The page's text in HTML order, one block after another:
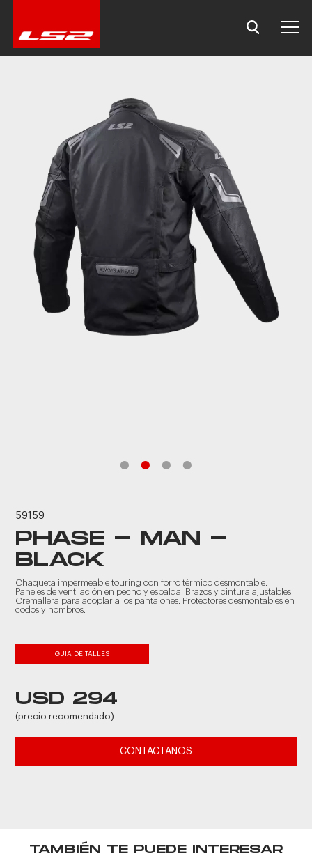
59159
PHASE - MAN -
BLACK
Chaqueta impermeable touring con forro térmico desmontable.
Paneles de ventilación en pecho y espalda. Brazos y cintura ajustables.
Cremallera para acoplar a los pantalones. Protectores desmontables en
codos y hombros.
GUIA DE TALLES
USD 294
(precio recomendado)
CONTACTANOS
TAMBIÉN TE PUEDE INTERESAR